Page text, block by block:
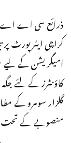
ذرائع سی اے اے
کراچی ایئرپورٹ
امیگریشن کے
کاؤنٹرز کے لئے
منصوبے کے تحت